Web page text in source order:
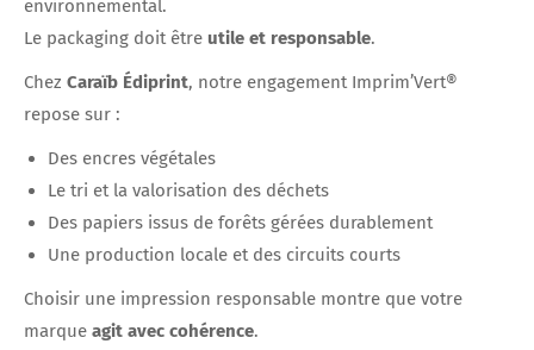
environnemental.
Le packaging doit être utile et responsable.
Chez Caraïb Édiprint, notre engagement Imprim’Vert®
repose sur :
Des encres végétales
Le tri et la valorisation des déchets
Des papiers issus de forêts gérées durablement
Une production locale et des circuits courts
Choisir une impression responsable montre que votre
marque agit avec cohérence.